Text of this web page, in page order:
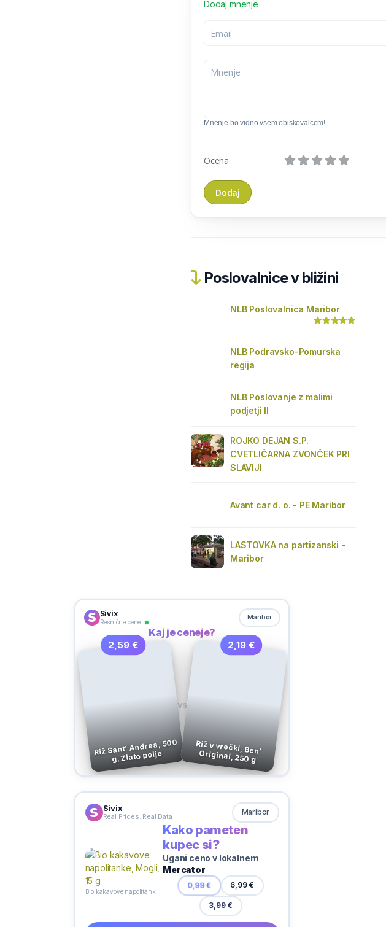
Dodaj mnenje
Mnenje bo vidno vsem obiskovalcem!
Ocena
Poslovalnice v bližini
NLB Poslovalnica Maribor
NLB Podravsko-Pomurska
regija
NLB Poslovanje z malimi
podjetji II
ROJKO DEJAN S.P.
CVETLIČARNA ZVONČEK PRI
SLAVIJI
Avant car d. o. - PE Maribor
LASTOVKA na partizanski -
Maribor
Sivix
Resnične cene
Maribor
Kaj je ceneje?
2,59 €
Riž Sant' Andrea, 500
g, Zlato polje
VS
2,19 €
Riž v vrečki, Ben'
Original, 250 g
Sivix
Real Prices. Real Data Maribor
Kako pameten
kupec si?
Ugani ceno v lokalnem
Mercator
0,99 € 6,99 €
3,99 €